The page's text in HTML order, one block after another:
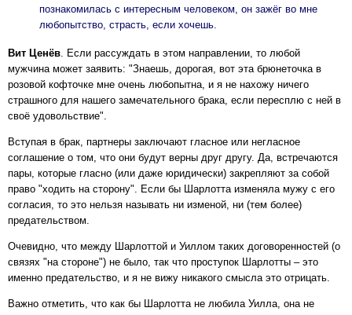
познакомилась с интересным человеком, он зажёг во мне
любопытство, страсть, если хочешь.
Вит Ценёв . Если рассуждать в этом направлении, то любой
мужчина может заявить: "Знаешь, дорогая, вот эта брюнеточка в
розовой кофточке мне очень любопытна, и я не нахожу ничего
страшного для нашего замечательного брака, если пересплю с ней в
своё удовольствие".
Вступая в брак, партнеры заключают гласное или негласное
соглашение о том, что они будут верны друг другу. Да, встречаются
пары, которые гласно (или даже юридически) закрепляют за собой
право "ходить на сторону". Если бы Шарлотта изменяла мужу с его
согласия, то это нельзя называть ни изменой, ни (тем более)
предательством.
Очевидно, что между Шарлоттой и Уиллом таких договоренностей (о
связях "на стороне") не было, так что проступок Шарлотты – это
именно предательство, и я не вижу никакого смысла это отрицать.
Важно отметить, что как бы Шарлотта не любила Уилла, она не